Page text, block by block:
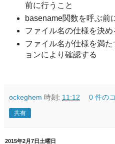
前に行うこと
basename関数を呼ぶ前
ファイル名の仕様を決め
ファイル名が仕様を満
ョンにより確認する
ockeghem 時刻: 11:12 0 件の
共有
2015年2月7日土曜日